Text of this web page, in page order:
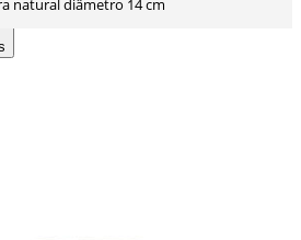
natural diâmetro 14 cm